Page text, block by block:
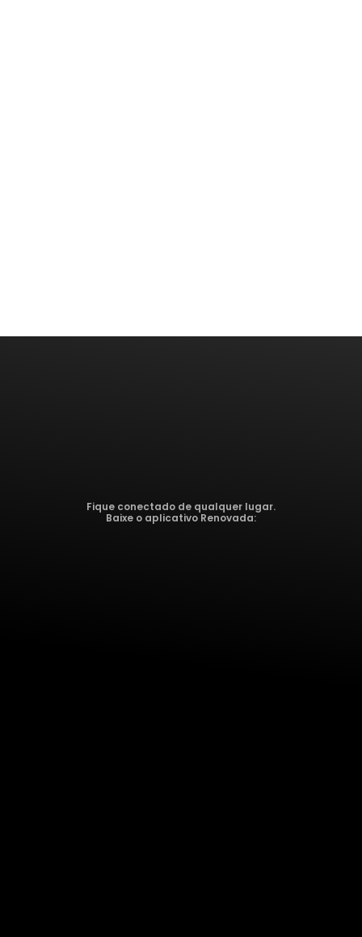
Fique conectado de qualquer lugar.
Baixe o aplicativo Renovada: